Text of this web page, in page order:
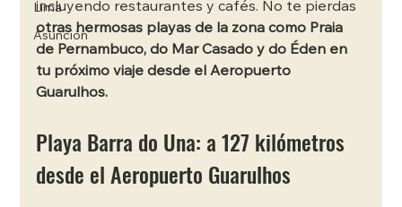
Lima
Asunción
incluyendo restaurantes y cafés. No te pierdas
otras hermosas playas de la zona como Praia
de Pernambuco, do Mar Casado y do Éden en
tu próximo viaje desde el Aeropuerto
Guarulhos.
Playa Barra do Una: a 127 kilómetros
desde el Aeropuerto Guarulhos